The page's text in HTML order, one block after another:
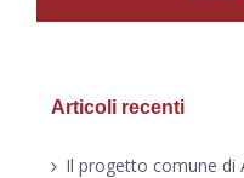
Articoli recenti
Il progetto comune di